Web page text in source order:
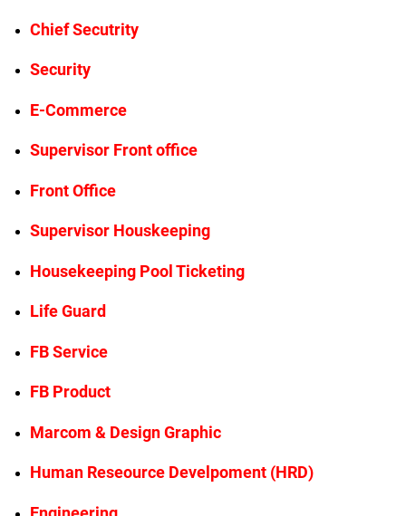
Chief Secutrity
Security
E-Commerce
Supervisor Front office
Front Office
Supervisor Houskeeping
Housekeeping Pool Ticketing
Life Guard
FB Service
FB Product
Marcom & Design Graphic
Human Reseource Develpoment (HRD)